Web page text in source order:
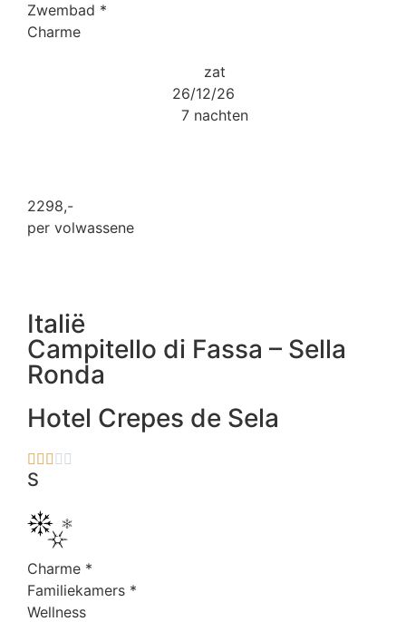
Zwembad *
Charme
zat
26/12/26
7 nachten
2298,-
per volwassene
Italië
Campitello di Fassa – Sella
Ronda
Hotel Crepes de Sela
    
S
Charme *
Familiekamers *
Wellness